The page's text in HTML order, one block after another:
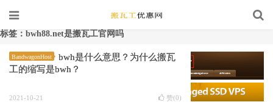
标签：bwh88.net是搬瓦工官网吗
BandwagonHost
bwh是什么意思？为什么搬瓦
工的缩写是bwh？
2021-10-21 赞(0)